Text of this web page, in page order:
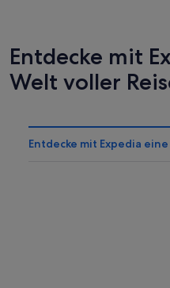
Entdecke mit
Welt voller
Entdecke mit Expedia